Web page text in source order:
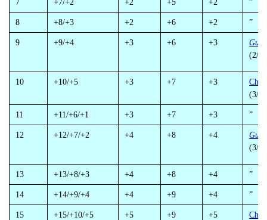
7 +7/+2 +2 +5 +2 ”
8 +8/+3 +2 +6 +2 ”
9 +9/+4 +3 +6 +3
(2/
10 +10/+5 +3 +7 +3
(3/
11 +11/+6/+1 +3 +7 +3 ”
12 +12/+7/+2 +4 +8 +4
(3/
13 +13/+8/+3 +4 +8 +4 ”
14 +14/+9/+4 +4 +9 +4 ”
15 +15/+10/+5 +5 +9 +5